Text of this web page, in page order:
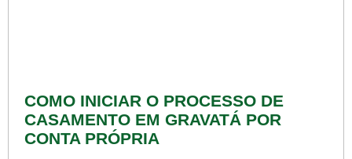
COMO INICIAR O PROCESSO DE
CASAMENTO EM GRAVATÁ POR
CONTA PRÓPRIA